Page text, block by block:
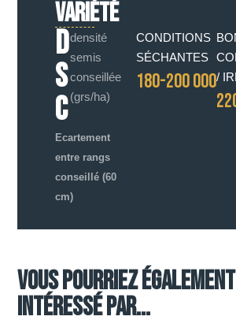
VARIÉTÉ
D
S
C
densité
semis
conseillée
(grs/ha)
Ecartement
entre rangs
conseillé (60
cm)
CONDITIONS
SÉCHANTES
180-200 000/
Vous pourriez
intéressé par...